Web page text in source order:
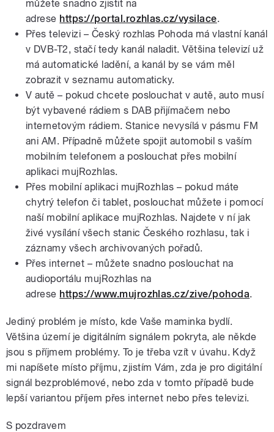
můžete snadno zjistit na
adrese https://portal.rozhlas.cz/vysilace.
Přes televizi – Český rozhlas Pohoda má vlastní kanál
v DVB-T2, stačí tedy kanál naladit. Většina televizí už
má automatické ladění, a kanál by se vám měl
zobrazit v seznamu automaticky.
V autě – pokud chcete poslouchat v autě, auto musí
být vybavené rádiem s DAB přijímačem nebo
internetovým rádiem. Stanice nevysílá v pásmu FM
ani AM. Případně můžete spojit automobil s vaším
mobilním telefonem a poslouchat přes mobilní
aplikaci mujRozhlas.
Přes mobilní aplikaci mujRozhlas – pokud máte
chytrý telefon či tablet, poslouchat můžete i pomocí
naší mobilní aplikace mujRozhlas. Najdete v ní jak
živé vysílání všech stanic Českého rozhlasu, tak i
záznamy všech archivovaných pořadů.
Přes internet – můžete snadno poslouchat na
audioportálu mujRozhlas na
adrese https://www.mujrozhlas.cz/zive/pohoda.
Jediný problém je místo, kde Vaše maminka bydlí.
Většina území je digitálním signálem pokryta, ale někde
jsou s příjmem problémy. To je třeba vzít v úvahu. Když
mi napíšete místo příjmu, zjistím Vám, zda je pro digitální
signál bezproblémové, nebo zda v tomto případě bude
lepší variantou příjem přes internet nebo přes televizi.
S pozdravem